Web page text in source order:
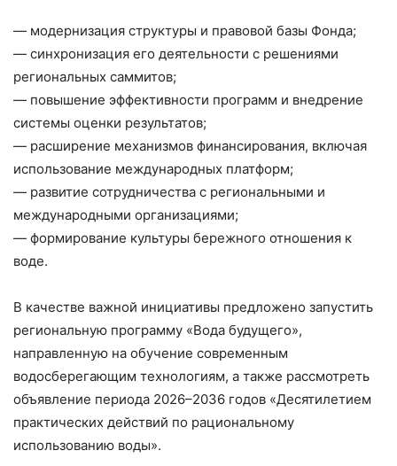
— модернизация структуры и правовой базы Фонда;
— синхронизация его деятельности с решениями
региональных саммитов;
— повышение эффективности программ и внедрение
системы оценки результатов;
— расширение механизмов финансирования, включая
использование международных платформ;
— развитие сотрудничества с региональными и
международными организациями;
— формирование культуры бережного отношения к
воде.
В качестве важной инициативы предложено запустить
региональную программу «Вода будущего»,
направленную на обучение современным
водосберегающим технологиям, а также рассмотреть
объявление периода 2026–2036 годов «Десятилетием
практических действий по рациональному
использованию воды».